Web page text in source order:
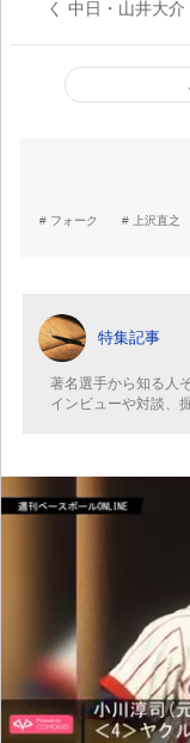
く 中日・山井大介
フォーク 上沢直之
特集記事
著名選手から知る人
インビューや対談、